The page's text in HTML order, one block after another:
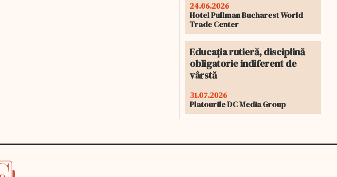
24.06.2026
Hotel Pullman Bucharest World
Trade Center
Educația rutieră, disciplină
obligatorie indiferent de
vârstă
31.07.2026
Platourile DC Media Group